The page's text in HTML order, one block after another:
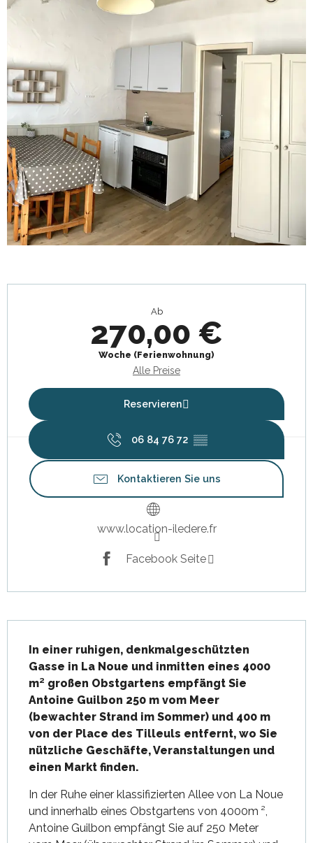
Ab
270,00 €
Woche (Ferienwohnung)
Alle Preise
Reservieren
06 84 76 72 ▒▒
Kontaktieren Sie uns
www.location-iledere.fr
Facebook Seite
In einer ruhigen, denkmalgeschützten
Gasse in La Noue und inmitten eines 4000
m² großen Obstgartens empfängt Sie
Antoine Guilbon 250 m vom Meer
(bewachter Strand im Sommer) und 400 m
von der Place des Tilleuls entfernt, wo Sie
nützliche Geschäfte, Veranstaltungen und
einen Markt finden.
In der Ruhe einer klassifizierten Allee von La Noue
und innerhalb eines Obstgartens von 4000m ²,
Antoine Guilbon empfängt Sie auf 250 Meter